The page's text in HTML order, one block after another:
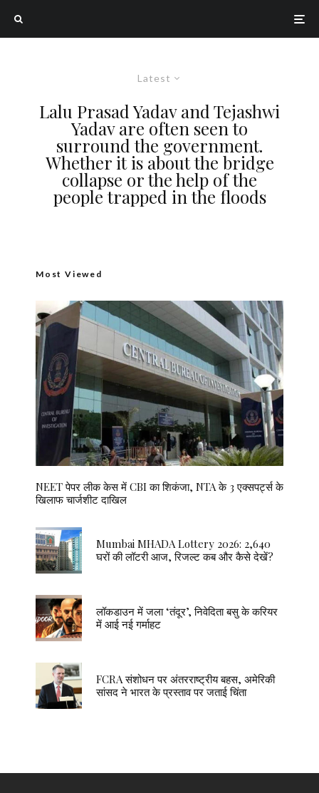
Latest
Lalu Prasad Yadav and Tejashwi
Yadav are often seen to
surround the government.
Whether it is about the bridge
collapse or the help of the
people trapped in the floods
Most Viewed
NEET पेपर लीक केस में CBI का शिकंजा, NTA के 3 एक्सपर्ट्स के
खिलाफ चार्जशीट दाखिल
Mumbai MHADA Lottery 2026: 2,640
घरों की लॉटरी आज, रिजल्ट कब और कैसे देखें?
लॉकडाउन में जला ‘तंदूर’, निवेदिता बसु के करियर
में आई नई गर्माहट
FCRA संशोधन पर अंतरराष्ट्रीय बहस, अमेरिकी
सांसद ने भारत के प्रस्ताव पर जताई चिंता